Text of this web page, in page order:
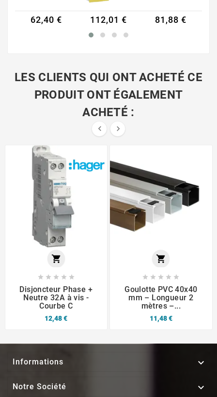
112,01 € 81,88 € 20,16 €
LES CLIENTS QUI ONT ACHETÉ CE
PRODUIT ONT ÉGALEMENT
ACHETÉ :
 

    
Disjoncteur Phase +
Neutre 32A à vis -
Courbe C
12,48 €

    
Goulotte PVC 40x40
mm – Longueur 2
mètres –...
11,48 €
Informations 
Notre Société 